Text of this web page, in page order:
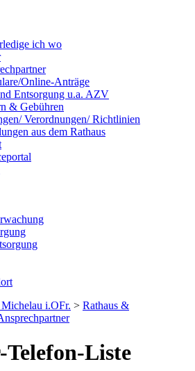
ich wo
Online-Anträge
Entsorgung u.a. AZV
& Gebühren
Verordnungen/ Richtlinien
aus dem Rathaus
i.OFr. > Rathaus &
Liste